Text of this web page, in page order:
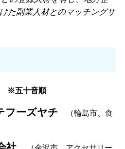
た副業人材とのマッチングサ
※五十音順
フーズヤチ （輪島市、食
社